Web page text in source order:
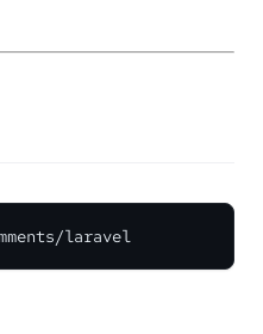
laravel